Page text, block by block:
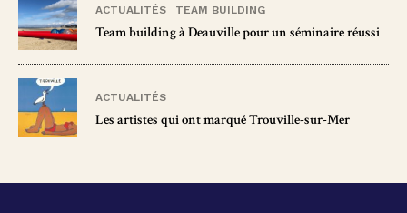
ACTUALITÉS TEAM BUILDING
Team building à Deauville pour un séminaire réussi
ACTUALITÉS
Les artistes qui ont marqué Trouville-sur-Mer